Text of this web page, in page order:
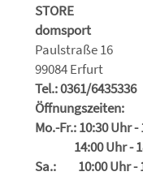
STORE
domsport
Paulstraße 16
99084 Erfurt
Tel.: 0361/6435336
Öffnungszeiten:
Mo.-Fr.: 10:30 Uhr -
14:00 Uhr -
Sa.: 10:00 Uhr -